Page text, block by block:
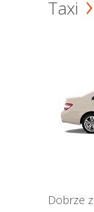
Taxi
Dobrze